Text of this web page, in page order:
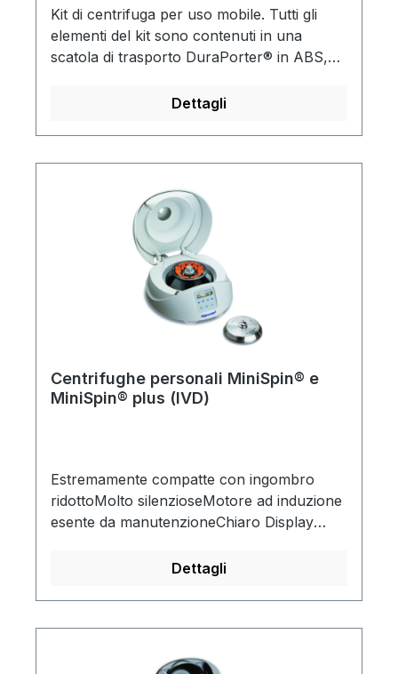
Kit di centrifuga per uso mobile. Tutti gli
elementi del kit sono contenuti in una
scatola di trasporto DuraPorter® in ABS,
i suoi accessori e incorpora un rack per
scatola di trasporto DuraPorter®,
adattatore per auto per centrifuga Sprout®
Plus portatile da 12 V.
Dettagli
Centrifughe personali MiniSpin® e
MiniSpin® plus (IVD)
Estremamente compatte con ingombro
ridottoMolto silenzioseMotore ad induzione
esente da manutenzioneChiaro Display
anche dopo 20 minuti alla massima velocità
automaticaAlimentatore di rete
Dettagli